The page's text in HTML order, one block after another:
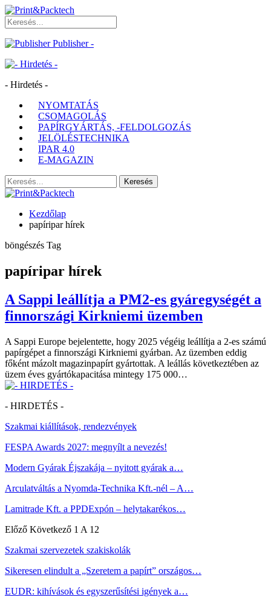
Publisher -
- Hirdetés -
NYOMTATÁS
CSOMAGOLÁS
PAPÍRGYÁRTÁS, -FELDOLGOZÁS
JELÖLÉSTECHNIKA
IPAR 4.0
E-MAGAZIN
Kezdőlap
papíripar hírek
böngészés Tag
papíripar hírek
A Sappi leállítja a PM2-es gyáregységét a
finnországi Kirkniemi üzemben
A Sappi Europe bejelentette, hogy 2025 végéig leállítja a 2-es számú
papírgépet a finnországi Kirkniemi gyárban. Az üzemben eddig
főként mázolt magazinpapírt gyártottak. A leállás következtében az
üzem éves gyártókapacitása mintegy 175 000…
- HIRDETÉS -
Szakmai kiállítások, rendezvények
FESPA Awards 2027: megnyílt a nevezés!
Modern Gyárak Éjszakája – nyitott gyárak a…
Arculatváltás a Nyomda-Technika Kft.-nél – A…
Lamitrade Kft. a PPDExpón – helytakarékos…
Előző Következő 1 A 12
Szakmai szervezetek szakiskolák
Sikeresen elindult a „Szeretem a papírt” országos…
EUDR: kihívások és egyszerűsítési igények a…